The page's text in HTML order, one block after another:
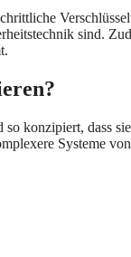
sind.
konzipiert, dass
Systeme